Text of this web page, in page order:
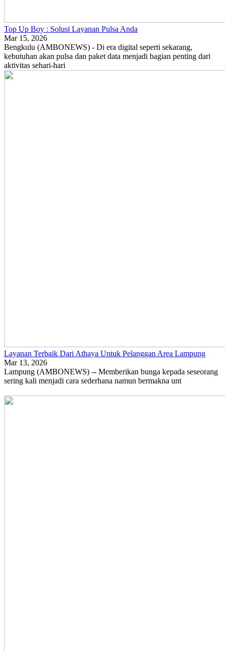
Top Up Boy : Solusi Layanan Pulsa Anda
Mar 15, 2026
Bengkulu (AMBONEWS) - Di era digital seperti sekarang,
kebutuhan akan pulsa dan paket data menjadi bagian penting dari
aktivitas sehari-hari
Layanan Terbaik Dari Athaya Untuk Pelanggan Area Lampung
Mar 13, 2026
Lampung (AMBONEWS) -- Memberikan bunga kepada seseorang
sering kali menjadi cara sederhana namun bermakna unt